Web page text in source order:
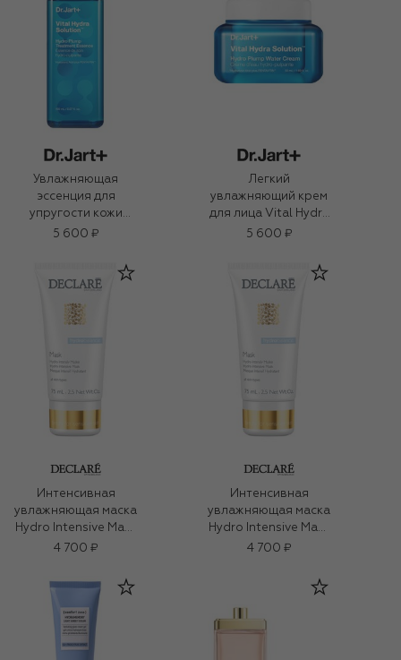
Увлажняющая
эссенция для
упругости кожи
Vital Hydra Solution
5 600 ₽
Легкий
увлажняющий крем
для лица Vital Hydra
Solution (50ml)
5 600 ₽
Интенсивная
увлажняющая маска
Hydro Intensive Mask
(75ml)
4 700 ₽
Интенсивная
увлажняющая маска
Hydro Intensive Mask
(75ml)
4 700 ₽